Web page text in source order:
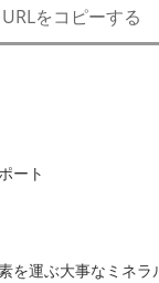
URLをコピーする
ート
を運ぶ大事なミネラ